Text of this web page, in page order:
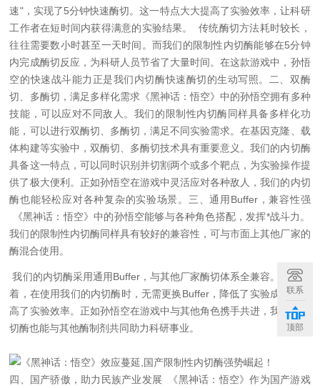
速"，实现了5分钟快速酶切。这一特点大大提高了实验效率，让科研
工作者在短时间内获得满意的实验结果。
传统酶切方法耗时较长，
往往需要数小时甚至一天时间。而我们的限制性内切酶能够在5分钟
内完成酶切反应，为科研人员节省了大量时间。在这款游戏中，孙悟
空的快速战斗能力正是我们内切酶快速酶切的生动写照。
二、双酶
切、多酶切，满足多样化需求《黑神话：悟空》中的孙悟空拥有多种
技能，可以应对不同敌人。我们的限制性内切酶同样具备多样化功
能，可以进行双酶切、多酶切，满足不同实验需求。在基因克隆、载
体构建等实验中，双酶切、多酶切技术具有重要意义。我们的内切酶
具备这一特点，可以同时识别并切割两个或多个靶点，为实验操作提
供了极大便利。正如孙悟空在游戏中灵活应对各种敌人，我们的内切
酶也能轻松应对各种复杂的实验场景。 三、通用Buffer，兼容性强
《黑神话：悟空》中的孙悟空能够与各种角色搭配，发挥*战斗力。
我们的限制性内切酶同样具有较好的兼容性，可与市面上其他厂家的
酶混合使用。
我们的内切酶采用通用Buffer，与其他厂家酶切体系全兼容。这意味
着，在使用我们的内切酶时，无需更换Buffer，降低了实验成本，提
高了实验效率。正如孙悟空在游戏中与其他角色携手共进，我们的内
切酶也能与其他酶制剂共同助力科研事业。
四、国产骄傲，助力民族产业发展 《黑神话：悟空》作为国产游戏
联系
顶部